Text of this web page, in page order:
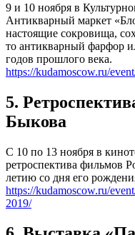
9 и 10 ноября в
Антикварный маркет
настоящие сокровища,
то антикварный фарфор
годов прошлого века.
https://kudamoscow.ru/
5.
Быкова
С 10 по 13 ноября в
ретроспектива фильмов
летию со дня его
https://kudamoscow.ru/
2019/